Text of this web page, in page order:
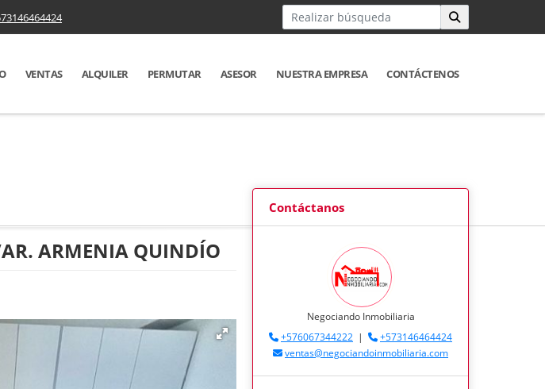
VENTAS ALQUILER PERMUTAR ASESOR NUESTRA EMPRESA CONTÁCTENOS
ARMENIA QUINDÍO
Contáctanos
Negociando Inmobiliaria
+576067344222 |
+573146464424
ventas@negociandoinmobiliaria.com